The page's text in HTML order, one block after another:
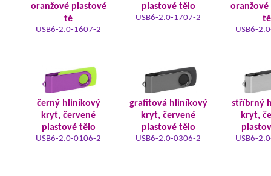
oranžové plastové
tě
USB6-2.0-1607-2
plastové tělo
USB6-2.0-1707-2
oranžové
USB6-
černý hliníkový
kryt, červené
plastové tělo
USB6-2.0-0106-2
grafitová hliníkový
kryt, červené
plastové tělo
USB6-2.0-0306-2
stříbrný
kryt,
USB6-